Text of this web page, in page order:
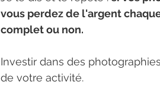
vous perdez de l'argent
complet ou non.
Investir dans des
de votre activité.